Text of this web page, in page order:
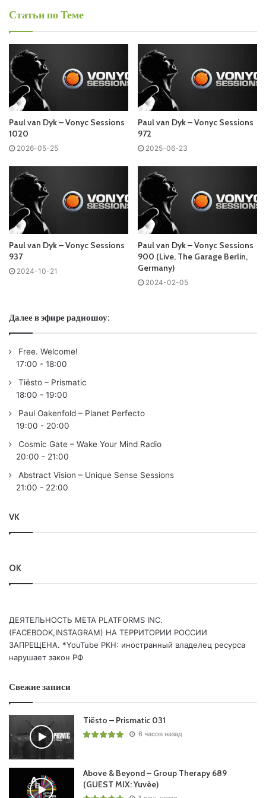
Paul van Dyk - Vonyc sessions
Запись выпусков
Слушай и добавляй плейлист VK:
Tracklist:
No playlist
01.
Paul van Dyk– Back To The Future
02. Driftmoon & Asteroid – Emotions In Acid /BLACK HOLE/
03. Lange – Sci-fi Hero (William Byrne Remix) /CREATE
04. Ciaran McAuley ft. Eddie Pinero – Permission To
Exhale /BLACK HOLE/
07. Roman Messer &Alex M.O.R.P.H.
/SUANDA/
08. Mauro Picotto – Verdi (Eftihios Remix) /ARMADA
CAPTIVATING/
09. Glynn Alan – Order Of Priority /AVA/
10. Stargazers & Ellie Lawson – Paradise Found
/AMSTERDAM TRANCE/
11. The Thrillseekers – Almost Nearly Always /ADJUSTED/
12. Mike Nichol – Look Out
13. Key4050 – Want More /KEARNAGE/
14. KayZen – Rhythm Of Life /MOLEKULAR SOUNDS/
15. Sean Tyas pres. abSTrkt – Sound Mind /DREAMSTATE/
SOUNDS/
17. Simon Patterson – Us (Blashear Remix) /VII/
19. Allan Morrow – The Pain Inside /VANDIT/
Понравился выпуск?
Пользовательская оценка:
Статьи по Теме
Paul van Dyk – Vonyc Sessions
1020
2026-05-25
Paul van Dyk – Vonyc Sessions
972
2025-06-23
Paul van Dyk – Vonyc Sessions
937
2024-10-21
Paul van Dyk – Vonyc Sessions
900 (Live, The Garage Berlin,
Germany)
2024-02-05
Далее в эфире радиошоу:
Free. Welcome!
17:00 - 18:00
Tiësto – Prismatic
18:00 - 19:00
Paul Oakenfold – Planet Perfecto
19:00 - 20:00
Cosmic Gate – Wake Your Mind Radio
20:00 - 21:00
Abstract Vision – Unique Sense Sessions
21:00 - 22:00
VK
OK
ДЕЯТЕЛЬНОСТЬ МЕТА PLATFORMS INC.
(FACEBOOK,INSTAGRAM) НА ТЕРРИТОРИИ РОССИИ
ЗАПРЕЩЕНА. *YouTube РКН: иностранный владелец ресурса
нарушает закон РФ
Свежие записи
Tiësto – Prismatic 031
6 часов назад
Above & Beyond – Group Therapy 689
(GUEST MIX: Yuvèe)